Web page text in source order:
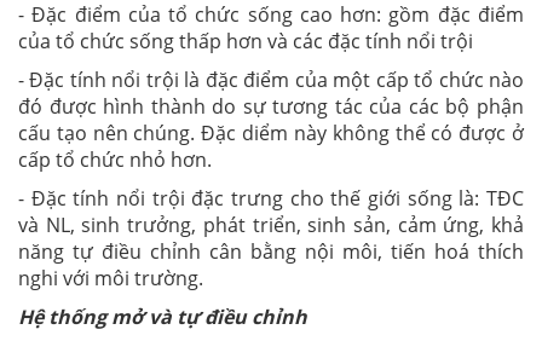
- Đặc điểm của tổ chức sống cao hơn: gồm đặc điểm
của tổ chức sống thấp hơn và các đặc tính nổi trội
- Đặc tính nổi trội là đặc điểm của một cấp tổ chức nào
đó được hình thành do sự tương tác của các bộ phận
cấu tạo nên chúng. Đặc diểm này không thể có được ở
cấp tổ chức nhỏ hơn.
- Đặc tính nổi trội đặc trưng cho thế giới sống là: TĐC
và NL, sinh trưởng, phát triển, sinh sản, cảm ứng, khả
năng tự điều chỉnh cân bằng nội môi, tiến hoá thích
nghi với môi trường.
Hệ thống mở và tự điều chỉnh